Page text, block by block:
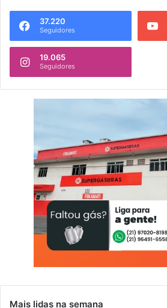
37.220
Seguidores
19.065
Seguidores
Mais lidas na semana